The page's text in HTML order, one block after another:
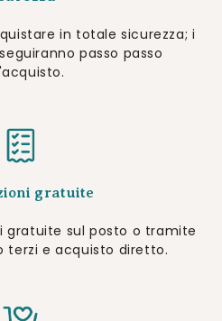
in totale sicurezza; i
passo passo
gratuite
gratuite sul posto o tramite
terzi e acquisto diretto.